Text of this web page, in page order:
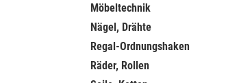
Möbeltechnik
Nägel, Drähte
Regal-Ordnungshaken
Räder, Rollen